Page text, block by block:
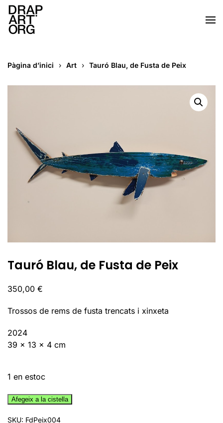
Skip to main content
Pàgina d’inici Art Tauró Blau, de Fusta de Peix
Tauró Blau, de Fusta de Peix
350,00 €
Trossos de rems de fusta trencats i xinxeta
2024
39 x 13 x 4 cm
1 en estoc
quantitat
Afegeix a la cistella
SKU: FdPeix004